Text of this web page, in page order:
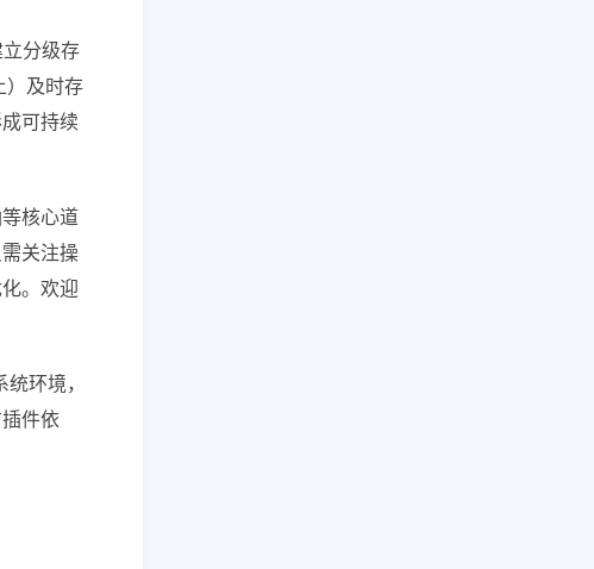
分级存
）及时存
可持续
核心道
关注操
。欢迎
环境，
件依